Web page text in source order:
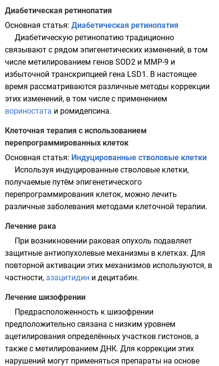
Диабетическая ретинопатия
Основная статья: Диабетическая ретинопатия
Диабетическую ретинопатию традиционно
связывают с рядом эпигенетических изменений, в том
числе метилированием генов SOD2 и MMP-9 и
избыточной транскрипцией гена LSD1 . В настоящее
время рассматриваются различные методы коррекции
этих изменений, в том числе с применением
вориностата и ромидепсина.
Клеточная терапия с использованием
перепрограммированных клеток
Основная статья: Индуцированные стволовые клетки
Используя индуцированные стволовые клетки,
получаемые путём эпигенетического
перепрограммирования клеток, можно лечить
различные заболевания методами клеточной терапии.
Лечение рака
При возникновении раковая опухоль подавляет
защитные антиопухолевые механизмы в клетках. Для
повторной активации этих механизмов используются, в
частности, азацитидин и децитабин.
Лечение шизофрении
Предрасположенность к шизофрении
предположительно связана с низким уровнем
ацетилирования определённых участков гистонов, а
также с метилированием ДНК. Для коррекции этих
нарушений могут применяться препараты на основе